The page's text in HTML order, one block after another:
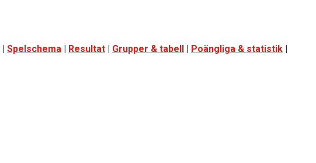
Spelschema Resultat Grupper & tabell Poängliga & statistik